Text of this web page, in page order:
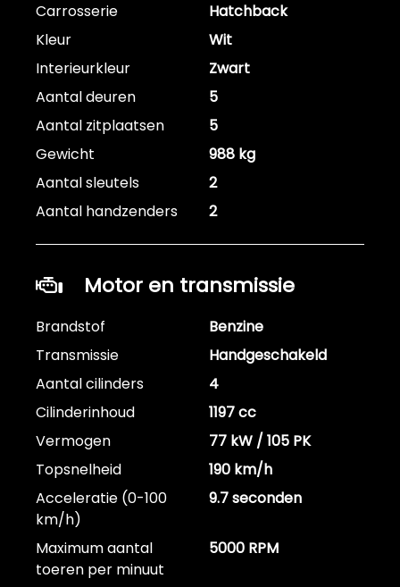
Carrosserie
Hatchback
Kleur
Wit
Interieurkleur
Zwart
Aantal deuren
5
Aantal zitplaatsen
5
Gewicht
988 kg
Aantal sleutels
2
Aantal handzenders
2
Motor en transmissie
Brandstof
Benzine
Transmissie
Handgeschakeld
Aantal cilinders
4
Cilinderinhoud
1197 cc
Vermogen
77 kW / 105 PK
Topsnelheid
190 km/h
Acceleratie (0-100
km/h)
9.7 seconden
Maximum aantal
toeren per minuut
5000 RPM